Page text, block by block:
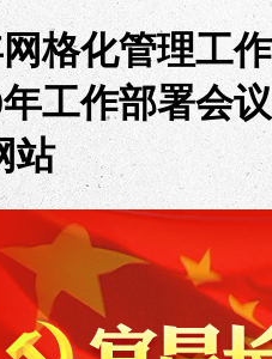
格化管理工作
工作部署会议
站